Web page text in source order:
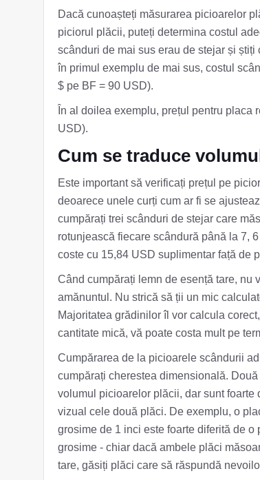
Dacă cunoașteți măsurarea picioarelor
piciorul plăcii, puteți determina costul
scânduri de mai sus erau de stejar și
în primul exemplu de mai sus, costul
$ pe BF = 90 USD).
În al doilea exemplu, prețul pentru
USD).
Cum se traduce
Este important să verificați prețul pe
deoarece unele curți cum ar fi se
cumpărați trei scânduri de stejar care
rotunjească fiecare scândură până la 7,
coste cu 15,84 USD suplimentar față de
Când cumpărați lemn de esență tare, nu
amănuntul. Nu strică să ții un mic
Majoritatea grădinilor îl vor calcula
cantitate mică, vă poate costa mult pe
Cumpărarea de la picioarele scândurii
cumpărați cherestea dimensională.
volumul picioarelor plăcii, dar sunt
vizual cele două plăci. De exemplu, o
grosime de 1 inci este foarte diferită de
grosime - chiar dacă ambele plăci
tare, găsiți plăci care să răspundă